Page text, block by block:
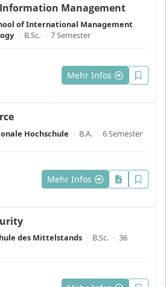
Management
of International Management
· B.Sc. · 7 Semester
Mehr Infos
Hochschule · B.A. · 6 Semester
Mehr Infos
des Mittelstands · B.Sc. · 36